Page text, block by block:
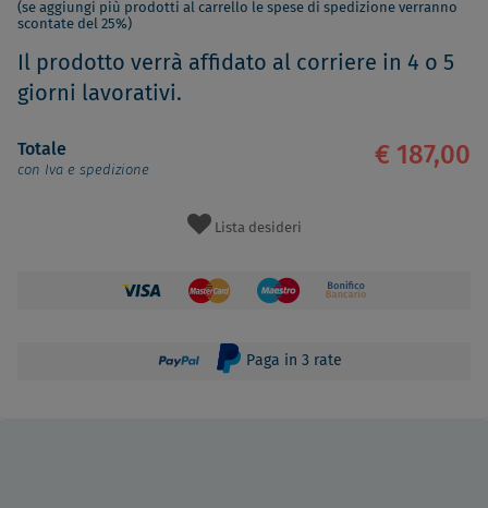
(se aggiungi più prodotti al carrello le spese di spedizione verranno
scontate del 25%)
Il prodotto verrà affidato al corriere in 4 o 5
giorni lavorativi.
Totale
con Iva e spedizione
€ 187,00
Lista desideri
Paga in 3 rate